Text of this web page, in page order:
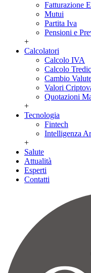
Fatturazione
Mutui
Partita Iva
Pensioni e
+
Calcolatori
Calcolo IVA
Calcolo
Cambio
Valori
Quotazioni
+
Tecnologia
Fintech
Intelligenza
+
Salute
Attualità
Esperti
Contatti